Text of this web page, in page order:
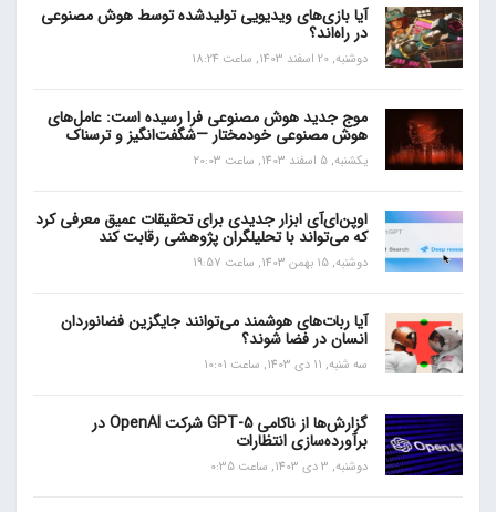
آیا بازی‌های ویدیویی تولیدشده توسط هوش مصنوعی
در راه‌اند؟
دوشنبه, 20 اسفند 1403, ساعت 18:24
موج جدید هوش مصنوعی فرا رسیده است: عامل‌های
هوش مصنوعی خودمختار —شگفت‌انگیز و ترسناک
یکشنبه, 5 اسفند 1403, ساعت 20:03
اوپن‌ای‌آی ابزار جدیدی برای تحقیقات عمیق معرفی کرد
که می‌تواند با تحلیلگران پژوهشی رقابت کند
دوشنبه, 15 بهمن 1403, ساعت 19:57
آیا ربات‌های هوشمند می‌توانند جایگزین فضانوردان
انسان در فضا شوند؟
سه شنبه, 11 دی 1403, ساعت 10:01
گزارش‌ها از ناکامی GPT-5 شرکت OpenAI در
برآورده‌سازی انتظارات
دوشنبه, 3 دی 1403, ساعت 0:35